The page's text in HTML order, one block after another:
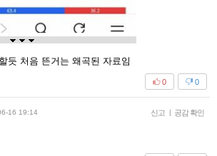
듯 처음 뜬거는 왜곡된 자료임
0
0
16 19:14 신고 공감 확인